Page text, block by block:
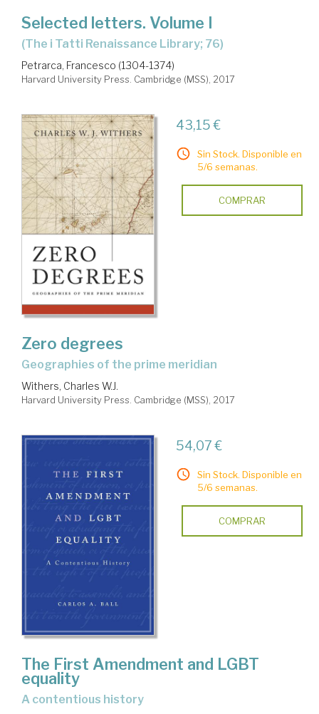
Selected letters. Volume I
(The i Tatti Renaissance Library; 76)
Petrarca, Francesco (1304-1374)
Harvard University Press. Cambridge (MSS), 2017
43,15 €
Sin Stock. Disponible en
5/6 semanas.
COMPRAR
Zero degrees
geographies of the prime meridian
Withers, Charles W.J.
Harvard University Press. Cambridge (MSS), 2017
54,07 €
Sin Stock. Disponible en
5/6 semanas.
COMPRAR
The First Amendment and LGBT
equality
a contentious history